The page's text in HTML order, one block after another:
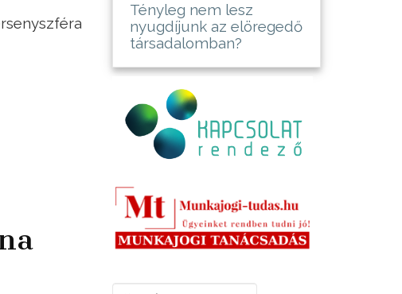
Tényleg nem lesz
nyugdíjunk az elöregedő
társadalomban?